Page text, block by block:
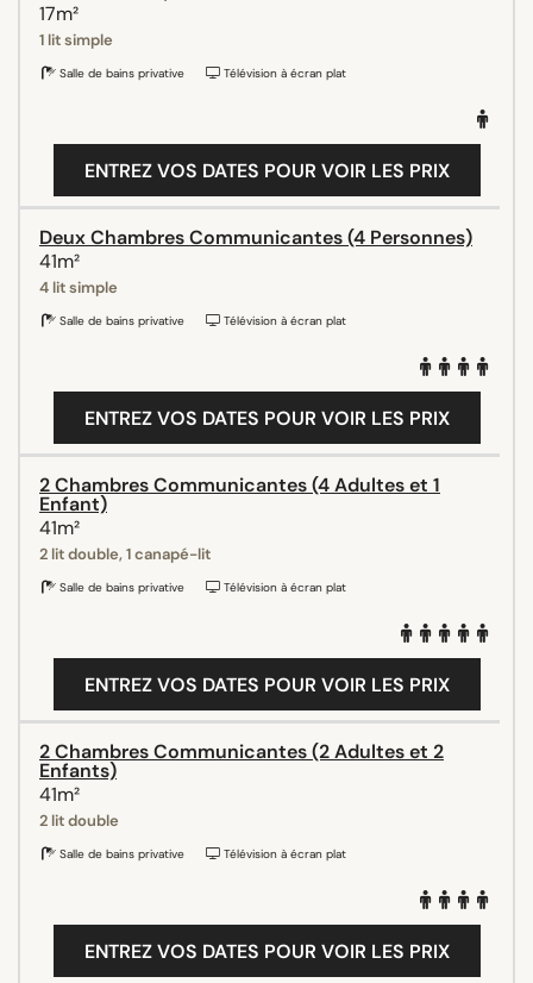
17m²
1 lit simple
Salle de bains privative Télévision à écran plat
ENTREZ VOS DATES POUR VOIR LES PRIX
Deux Chambres Communicantes (4 Personnes)
41m²
4 lit simple
Salle de bains privative Télévision à écran plat
ENTREZ VOS DATES POUR VOIR LES PRIX
2 Chambres Communicantes (4 Adultes et 1
Enfant)
41m²
2 lit double, 1 canapé-lit
Salle de bains privative Télévision à écran plat
ENTREZ VOS DATES POUR VOIR LES PRIX
2 Chambres Communicantes (2 Adultes et 2
Enfants)
41m²
2 lit double
Salle de bains privative Télévision à écran plat
ENTREZ VOS DATES POUR VOIR LES PRIX